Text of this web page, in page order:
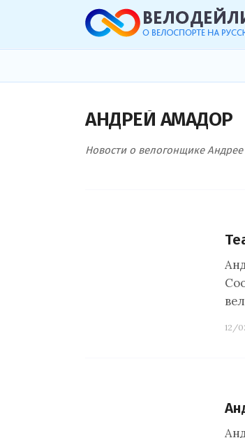
АНДРЕЙ АМАДОР
Новости о велогонщике
12/